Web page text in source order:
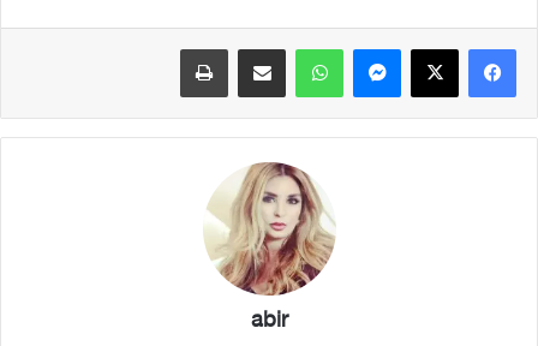
فيسبوك X ماسنجر واتساب مشاركة عبر البريد طباعة
abir